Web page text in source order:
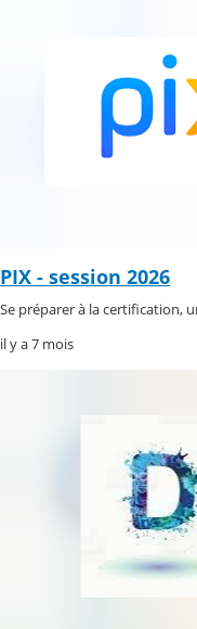
PIX - session 2026
Se préparer à la certification,
il y a 7 mois